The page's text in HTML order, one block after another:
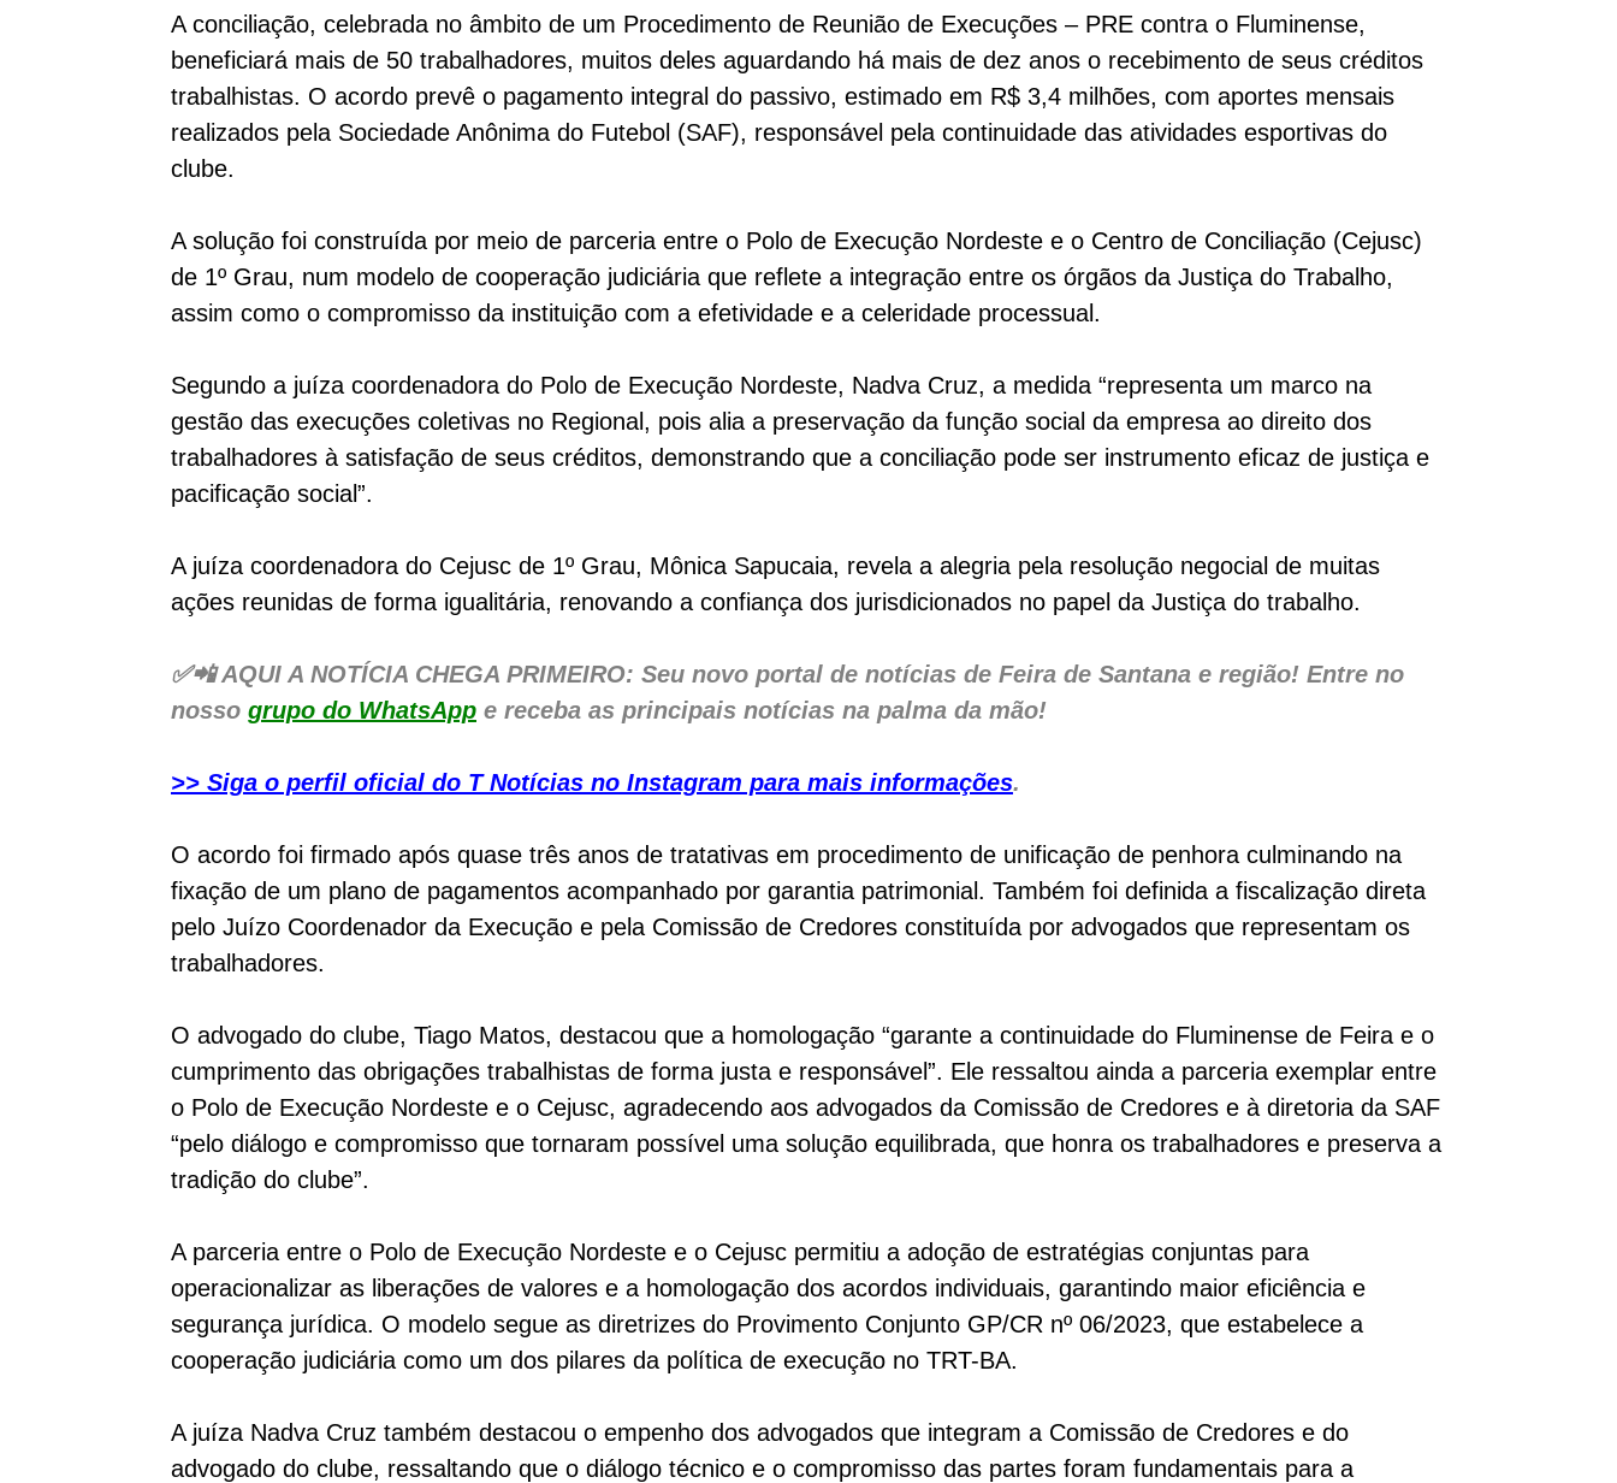
NO AR
A conciliação, celebrada no âmbito de um Procedimento de Reunião de Execuções – PRE contra o Fluminense,
beneficiará mais de 50 trabalhadores, muitos deles aguardando há mais de dez anos o recebimento de seus créditos
trabalhistas. O acordo prevê o pagamento integral do passivo, estimado em R$ 3,4 milhões, com aportes mensais
realizados pela Sociedade Anônima do Futebol (SAF), responsável pela continuidade das atividades esportivas do
clube.
A solução foi construída por meio de parceria entre o Polo de Execução Nordeste e o Centro de Conciliação (Cejusc)
de 1º Grau, num modelo de cooperação judiciária que reflete a integração entre os órgãos da Justiça do Trabalho,
assim como o compromisso da instituição com a efetividade e a celeridade processual.
Segundo a juíza coordenadora do Polo de Execução Nordeste, Nadva Cruz, a medida “representa um marco na
gestão das execuções coletivas no Regional, pois alia a preservação da função social da empresa ao direito dos
trabalhadores à satisfação de seus créditos, demonstrando que a conciliação pode ser instrumento eficaz de justiça e
pacificação social”.
A juíza coordenadora do Cejusc de 1º Grau, Mônica Sapucaia, revela a alegria pela resolução negocial de muitas
ações reunidas de forma igualitária, renovando a confiança dos jurisdicionados no papel da Justiça do trabalho.
✅📲 AQUI A NOTÍCIA CHEGA PRIMEIRO: Seu novo portal de notícias de Feira de Santana e região! Entre no
nosso grupo do WhatsApp e receba as principais notícias na palma da mão!
>> Siga o perfil oficial do T Notícias no Instagram para mais informações.
O acordo foi firmado após quase três anos de tratativas em procedimento de unificação de penhora culminando na
fixação de um plano de pagamentos acompanhado por garantia patrimonial. Também foi definida a fiscalização direta
pelo Juízo Coordenador da Execução e pela Comissão de Credores constituída por advogados que representam os
trabalhadores.
O advogado do clube, Tiago Matos, destacou que a homologação “garante a continuidade do Fluminense de Feira e o
cumprimento das obrigações trabalhistas de forma justa e responsável”. Ele ressaltou ainda a parceria exemplar entre
o Polo de Execução Nordeste e o Cejusc, agradecendo aos advogados da Comissão de Credores e à diretoria da SAF
“pelo diálogo e compromisso que tornaram possível uma solução equilibrada, que honra os trabalhadores e preserva a
tradição do clube”.
A parceria entre o Polo de Execução Nordeste e o Cejusc permitiu a adoção de estratégias conjuntas para
operacionalizar as liberações de valores e a homologação dos acordos individuais, garantindo maior eficiência e
segurança jurídica. O modelo segue as diretrizes do Provimento Conjunto GP/CR nº 06/2023, que estabelece a
cooperação judiciária como um dos pilares da política de execução no TRT-BA.
A juíza Nadva Cruz também destacou o empenho dos advogados que integram a Comissão de Credores e do
advogado do clube, ressaltando que o diálogo técnico e o compromisso das partes foram fundamentais para a